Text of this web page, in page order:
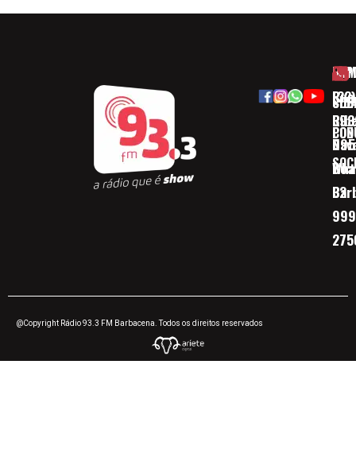
(32)
32
@Copyright Rádio 93.3 FM Barbacena. Todos os direitos reservados